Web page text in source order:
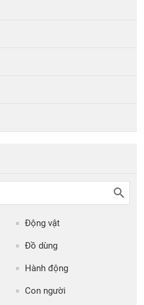
Động vật
Đồ dùng
Hành động
Con người